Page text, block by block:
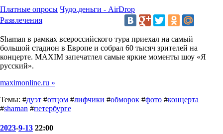
Платные опросы Чудо.деньги - AirDrop
Развлечения
Shaman в рамках всероссийского тура приехал на самый
большой стадион в Европе и собрал 60 тысяч зрителей на
концерте. MAXIM запечатлел самые яркие моменты шоу «Я
русский».
maximonline.ru »
Темы: #дуэт #отцом #лифчики #обморок #фото #концерта
#shaman #петербурге
2023-9-13 22:00